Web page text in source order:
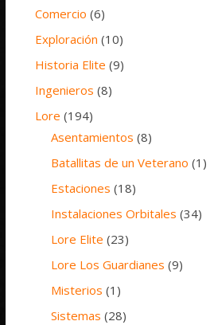
Comercio (6)
Exploración (10)
Historia Elite (9)
Ingenieros (8)
Lore (194)
Asentamientos (8)
Batallitas de un Veterano (1)
Estaciones (18)
Instalaciones Orbitales (34)
Lore Elite (23)
Lore Los Guardianes (9)
Misterios (1)
Sistemas (28)